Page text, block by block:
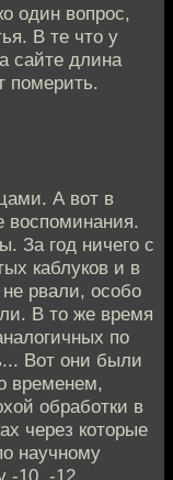
один вопрос,
В те что у
сайте длина
померить.
А вот в
воспоминания.
За год ничего с
каблуков и в
рвали, особо
В то же время
по
Вот они были
временем,
обработки в
через которые
научному
-10..-12